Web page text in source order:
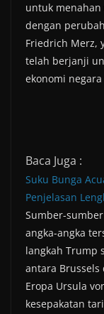
untuk
dengan
Friedrich Merz,
telah berjanji
ekonomi
Baca Juga :
Suku Bunga
Penjelasan
Sumber-
angka-angka
langkah Trump
antara Brussels
Eropa Ursula
kesepakatan